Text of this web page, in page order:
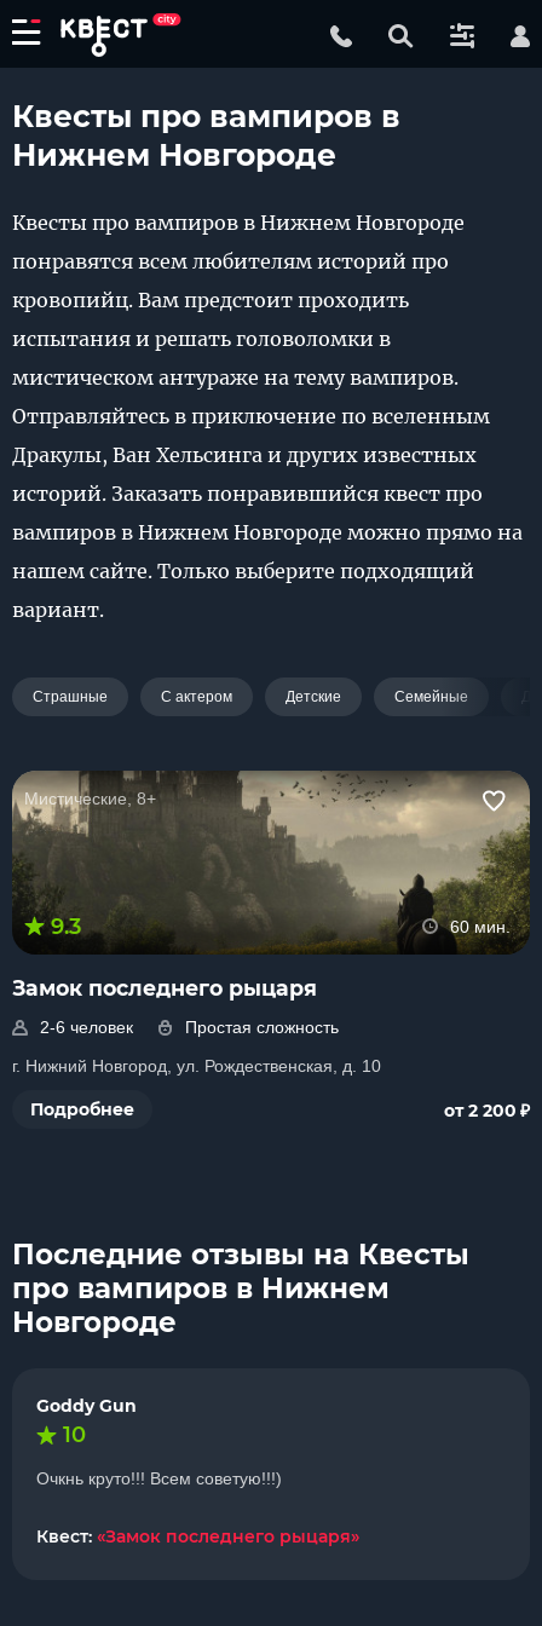
Квесты про вампиров в
Нижнем Новгороде
Квесты про вампиров в Нижнем Новгороде
понравятся всем любителям историй про
кровопийц. Вам предстоит проходить
испытания и решать головоломки в
мистическом антураже на тему вампиров.
Отправляйтесь в приключение по вселенным
Дракулы, Ван Хельсинга и других известных
историй. Заказать понравившийся квест про
вампиров в Нижнем Новгороде можно прямо на
нашем сайте. Только выберите подходящий
вариант.
Страшные С актером Детские Семейные
Мистические, 8+
9.3 60 мин.
Замок последнего рыцаря
2-6 человек
Простая сложность
г. Нижний Новгород, ул. Рождественская, д. 10
Подробнее от 2 200 ₽
Последние отзывы на Квесты
про вампиров в Нижнем
Новгороде
Goddy Gun
10
Очкнь круто!!! Всем советую!!!)
Квест: «Замок последнего рыцаря»